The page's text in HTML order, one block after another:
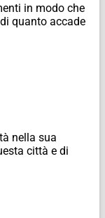
in modo che
quanto accade
nella sua
città e di